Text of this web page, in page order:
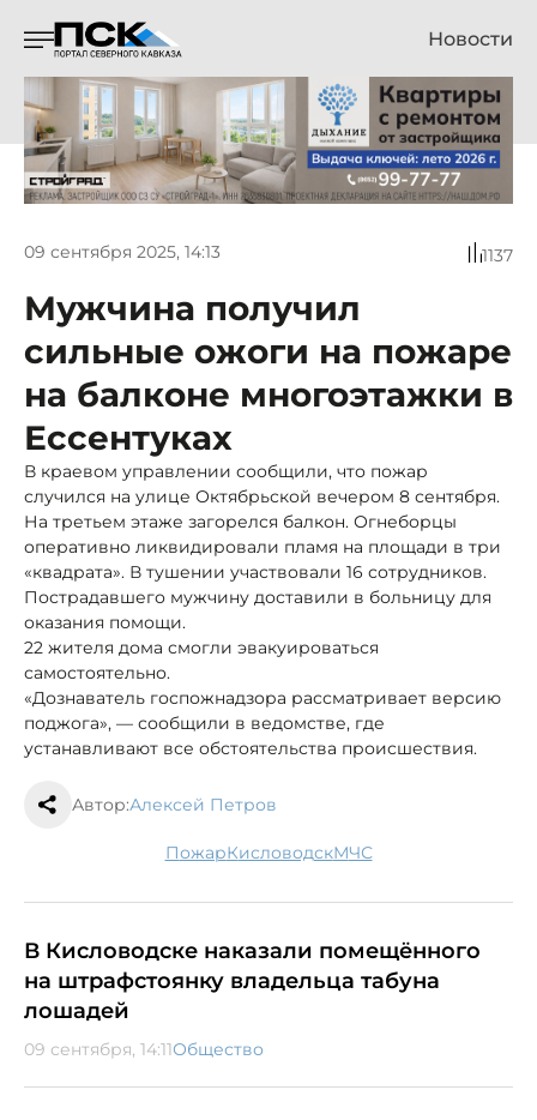
Новости
09 сентября 2025, 14:13 1137
Мужчина получил
сильные ожоги на пожаре
на балконе многоэтажки в
Ессентуках
В краевом управлении сообщили, что пожар
случился на улице Октябрьской вечером 8 сентября.
На третьем этаже загорелся балкон. Огнеборцы
оперативно ликвидировали пламя на площади в три
«квадрата». В тушении участвовали 16 сотрудников.
Пострадавшего мужчину доставили в больницу для
оказания помощи.
22 жителя дома смогли эвакуироваться
самостоятельно.
«Дознаватель госпожнадзора рассматривает версию
поджога», — сообщили в ведомстве, где
устанавливают все обстоятельства происшествия.
Автор:Алексей Петров
пожар Кисловодск МЧС
В Кисловодске наказали помещённого
на штрафстоянку владельца табуна
лошадей
09 сентября, 14:11Общество